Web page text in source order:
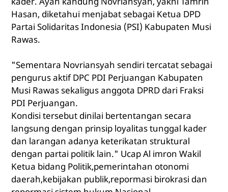
Hasan, diketahui menjabat sebagai Ketua DPD
Partai Solidaritas Indonesia (PSI) Kabupaten Musi
Rawas.
"Sementara Novriansyah sendiri tercatat sebagai
pengurus aktif DPC PDI Perjuangan Kabupaten
Musi Rawas sekaligus anggota DPRD dari Fraksi
PDI Perjuangan.
Kondisi tersebut dinilai bertentangan secara
langsung dengan prinsip loyalitas tunggal kader
dan larangan adanya keterikatan struktural
dengan partai politik lain." Ucap Al imron Wakil
Ketua bidang Politik,pemerintahan otonomi
daerah,kebijakan publik,repormasi birokrasi dan